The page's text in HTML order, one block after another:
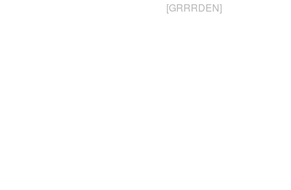
[GRRRDEN]